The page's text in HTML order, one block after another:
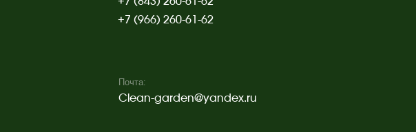
Стрижка газона на участках
Перекопка и вспашка земли на участках
Лечение и подкормка сада